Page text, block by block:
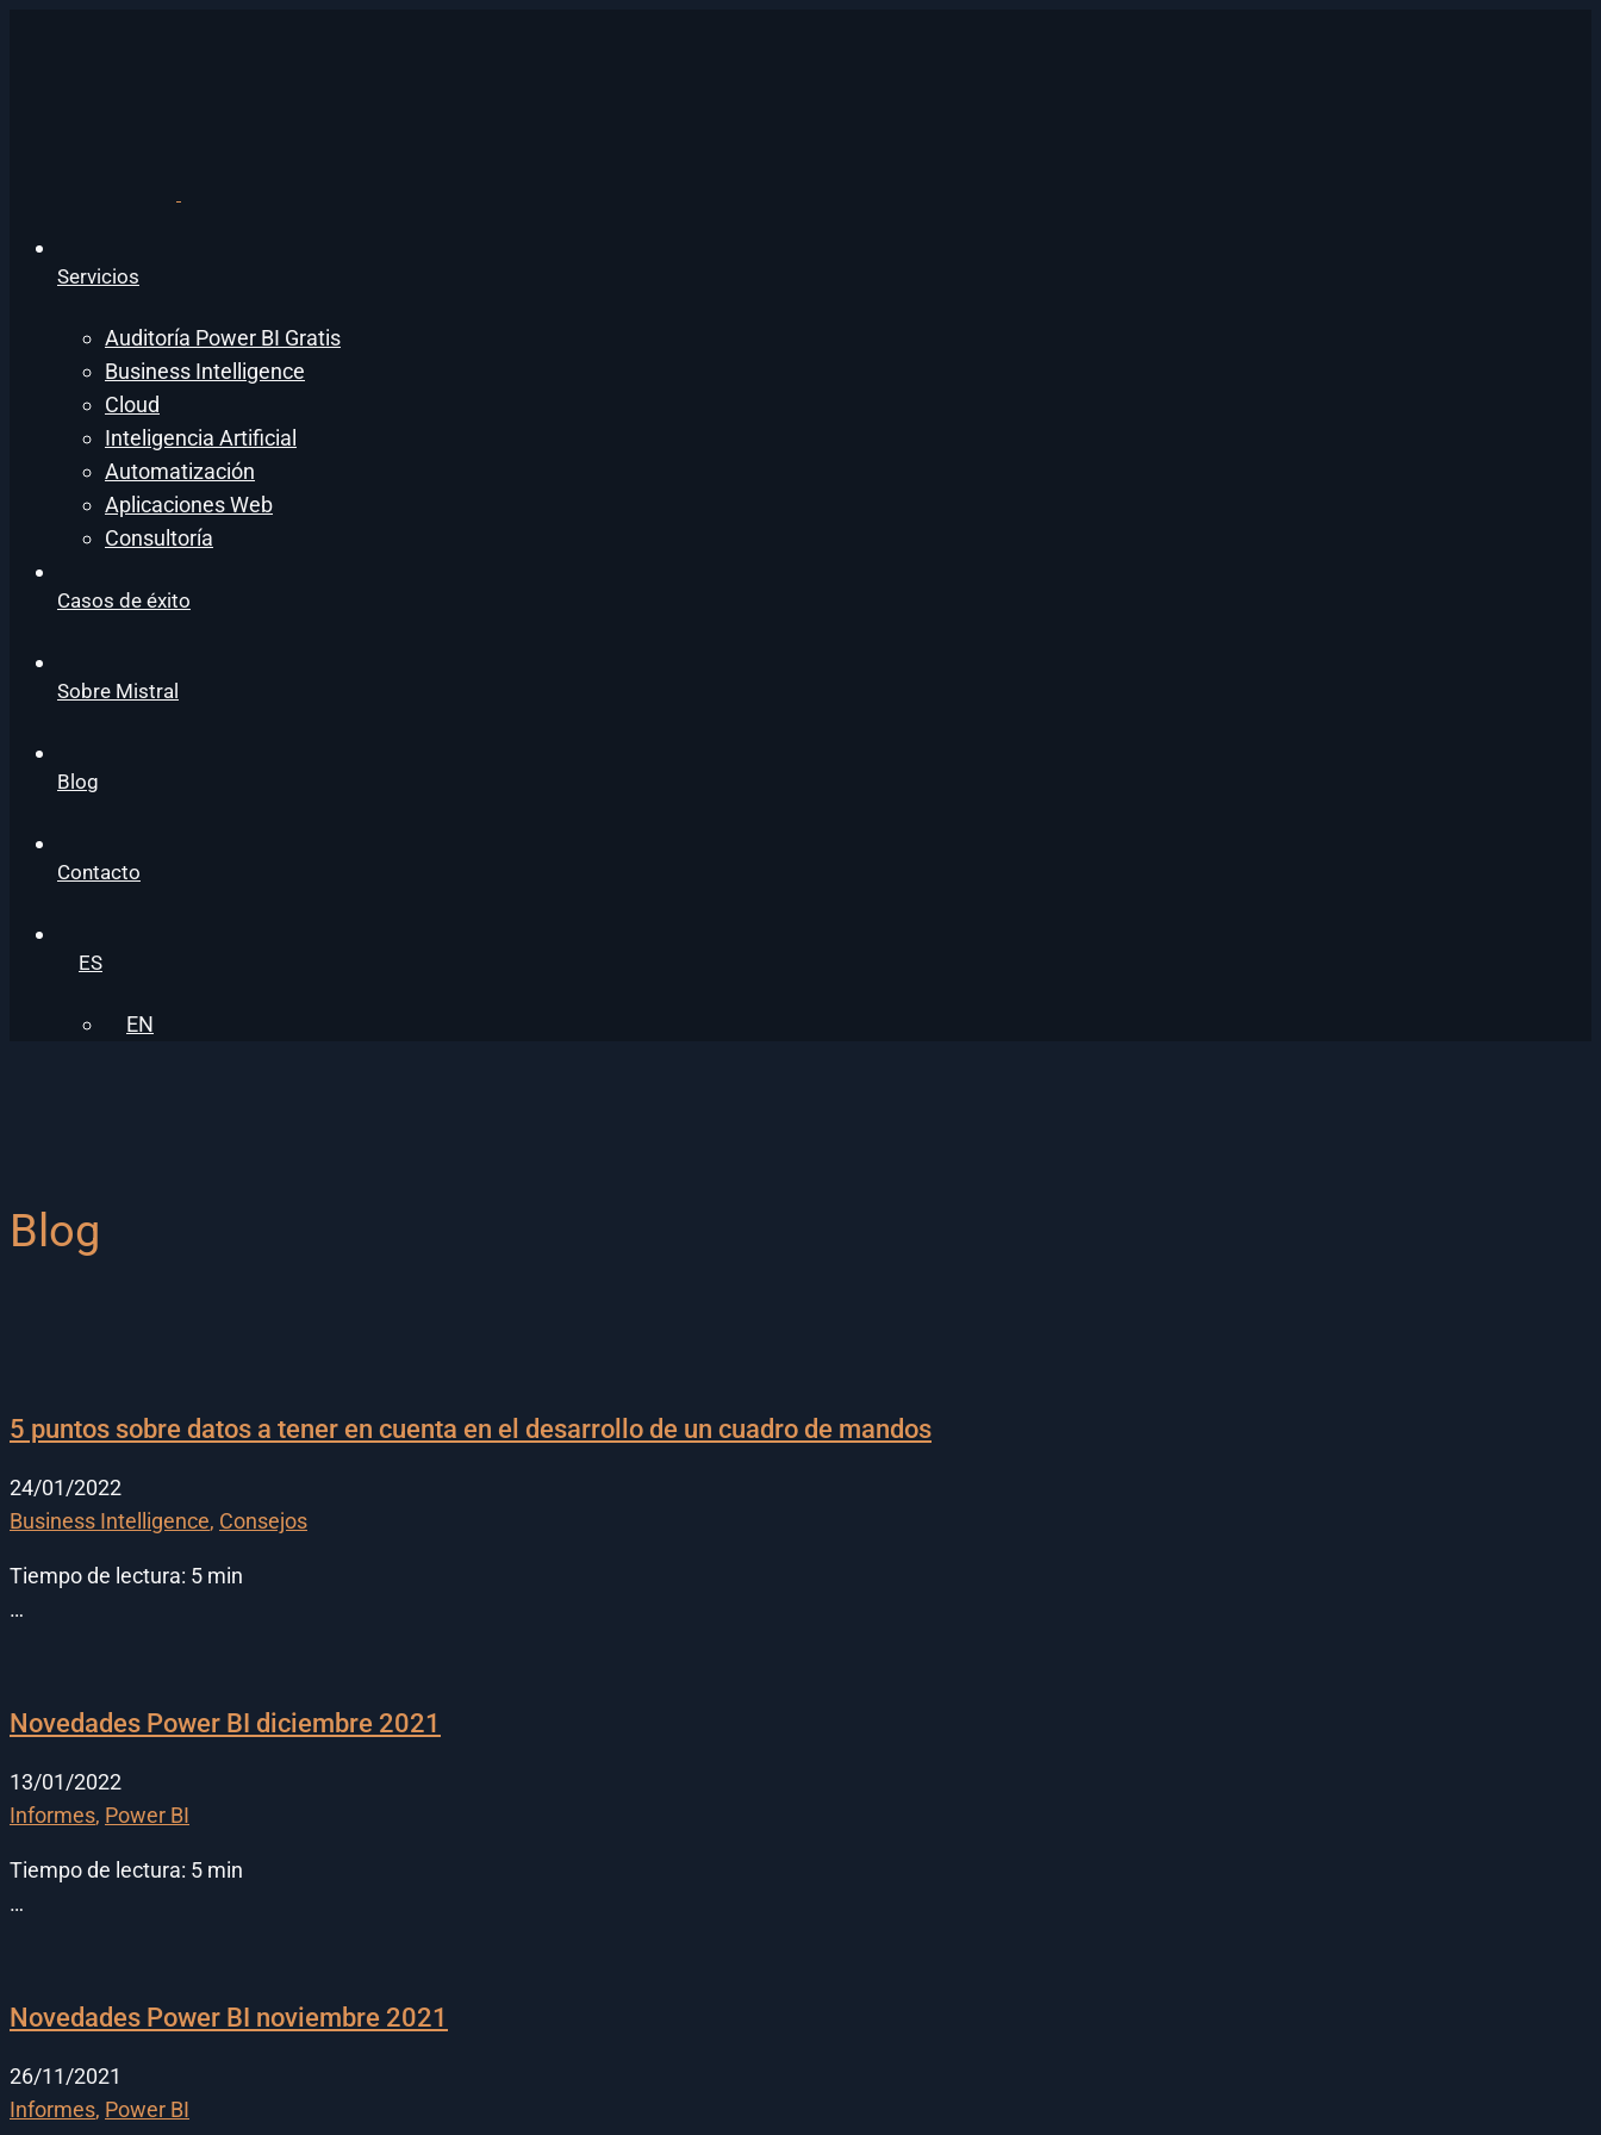
Servicios
Auditoría Power BI Gratis
Business Intelligence
Cloud
Inteligencia Artificial
Automatización
Aplicaciones Web
Consultoría
Casos de éxito
Sobre Mistral
Blog
Contacto
ES
EN
Blog
5 puntos sobre datos a tener en cuenta en el desarrollo de un cuadro de mandos
24/01/2022
Business Intelligence, Consejos
Tiempo de lectura: 5 min
…
Novedades Power BI diciembre 2021
13/01/2022
Informes, Power BI
Tiempo de lectura: 5 min
…
Novedades Power BI noviembre 2021
26/11/2021
Informes, Power BI